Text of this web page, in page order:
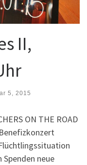
II,
5, 2015
ON THE ROAD
neue